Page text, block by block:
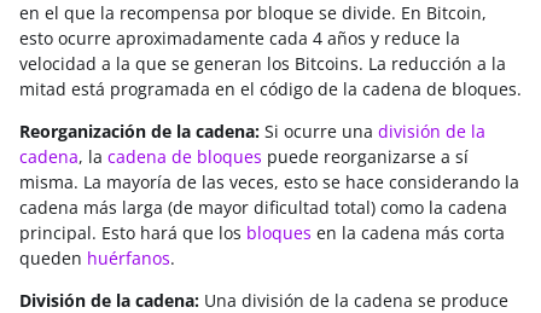
en el que la recompensa por bloque se divide. En Bitcoin,
esto ocurre aproximadamente cada 4 años y reduce la
velocidad a la que se generan los Bitcoins. La reducción a la
mitad está programada en el código de la cadena de bloques.
Reorganización de la cadena: Si ocurre una división de la
cadena, la cadena de bloques puede reorganizarse a sí
misma. La mayoría de las veces, esto se hace considerando la
cadena más larga (de mayor dificultad total) como la cadena
principal. Esto hará que los bloques en la cadena más corta
queden huérfanos.
División de la cadena: Una división de la cadena se produce